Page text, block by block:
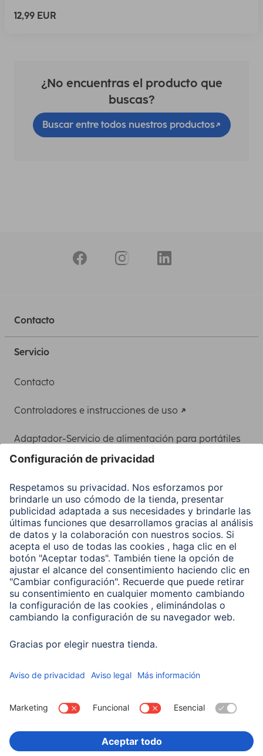
12,99 EUR
¿No encuentras el producto que
buscas?
Buscar entre todos nuestros productos
Contacto
Servicio
Contacto
Controladores e instrucciones de uso
Adaptador-Servicio de alimentación para portátiles
Clientes online
Conviértete en distribuidor
Compañía
Historia de la empresa
Hama en todo el Mundo
Sostenibilidad
Business-Portal
Escoger Pais